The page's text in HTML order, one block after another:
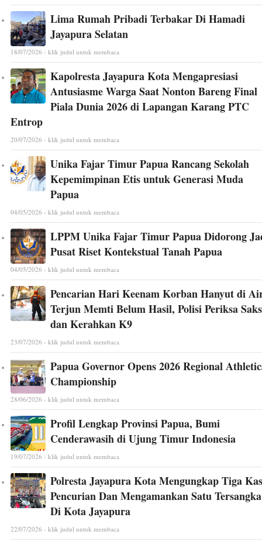
Lima Rumah Pribadi Terbakar Di Hamadi
Jayapura Selatan
18/07/2026 - klik judul untuk membaca
Kapolresta Jayapura Kota Mengapresiasi
Antusiasme Warga Saat Nonton Bareng Final
Piala Dunia 2026 di Lapangan Karang PTC
Entrop
20/07/2026 - klik judul untuk membaca
Unika Fajar Timur Papua Rancang Sekolah
Kepemimpinan Etis untuk Generasi Muda
Papua
04/05/2026 - klik judul untuk membaca
LPPM Unika Fajar Timur Papua Didorong
Pusat Riset Kontekstual Tanah Papua
04/05/2026 - klik judul untuk membaca
Pencarian Hari Keenam Korban Hanyut di
Terjun Memti Belum Hasil, Polisi Periksa
dan Kerahkan K9
23/07/2026 - klik judul untuk membaca
Papua Governor Opens 2026 Regional
Championship
28/06/2026 - klik judul untuk membaca
Profil Lengkap Provinsi Papua, Bumi
Cenderawasih di Ujung Timur Indonesia
19/07/2026 - klik judul untuk membaca
Polresta Jayapura Kota Mengungkap Tiga
Pencurian Dan Mengamankan Satu Tersangka
Di Kota Jayapura
22/07/2026 - klik judul untuk membaca